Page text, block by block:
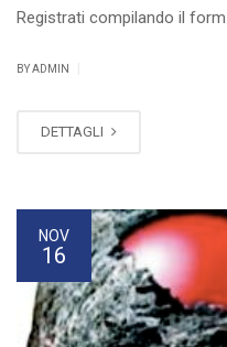
Registrati compilando il
BY ADMIN
DETTAGLI
NOV
16